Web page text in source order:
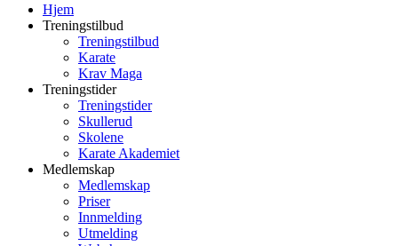
Hjem
Treningstilbud
Treningstilbud
Karate
Krav Maga
Treningstider
Treningstider
Skullerud
Skolene
Karate Akademiet
Medlemskap
Medlemskap
Priser
Innmelding
Utmelding